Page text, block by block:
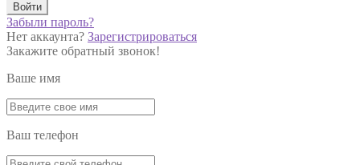
Войти
Забыли пароль?
Нет аккаунта? Зарегистрироваться
Закажите обратный звонок!
Ваше имя
Ваш телефон